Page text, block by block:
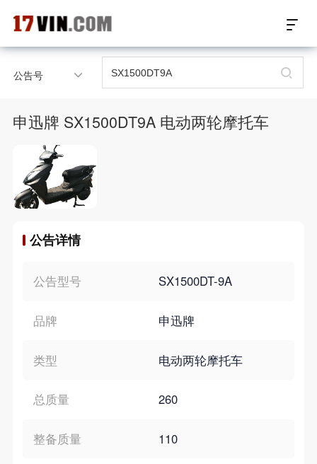
17VIN车架号查询首页
汽配产品车型适配
汽配产品电子目录
微信群智能客服
个性化私人定制
公告号
申迅牌 SX1500DT9A 电动两轮摩托车
公告详情
公告型号 SX1500DT-9A
品牌 申迅牌
类型 电动两轮摩托车
总质量 260
整备质量 110